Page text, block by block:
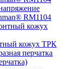
RM1104
кожух ТРК